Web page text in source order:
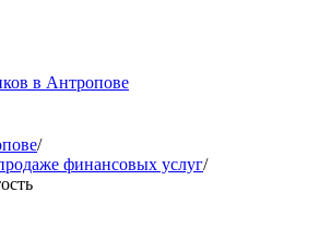
в Антропове
/
финансовых услуг/